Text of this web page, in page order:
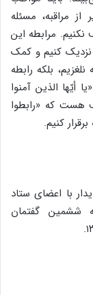
از مراقبه‌، مسئله‌
مرابطه‌ این‌
نزدیک‌ کنیم‌ و کمک‌
بلکه‌ رابطه‌
أیّها الذین‌ آمنوا
حدیث‌ شریف‌ هست‌ که‌ «رابطوا
با اعضای‌ ستاد
ششمین‌ گفتمان‌